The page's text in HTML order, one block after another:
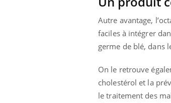
Autre avantage,
faciles à intégrer
germe de blé, dans
On le retrouve
cholestérol et la
le traitement des